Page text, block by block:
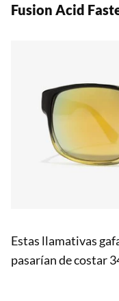
Fusion Acid
Estas llamativas
pasarían de costar